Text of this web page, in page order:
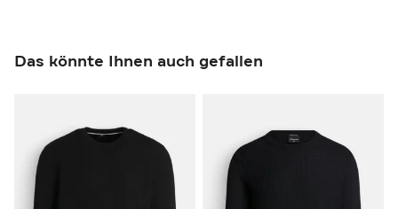
Das könnte Ihnen auch gefallen